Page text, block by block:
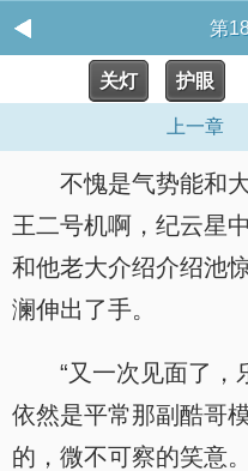
第
关灯 护眼
上一章
不愧是气势能和
王二号机啊，纪云星
和他老大介绍介绍池
澜伸出了手。
“又一次见面了
依然是平常那副酷哥
的，微不可察的笑意。